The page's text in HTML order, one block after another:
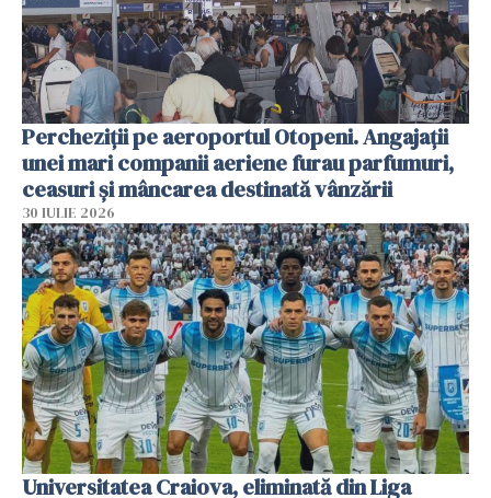
Percheziții pe aeroportul Otopeni. Angajații
unei mari companii aeriene furau parfumuri,
ceasuri și mâncarea destinată vânzării
30 IULIE 2026
Universitatea Craiova, eliminată din Liga